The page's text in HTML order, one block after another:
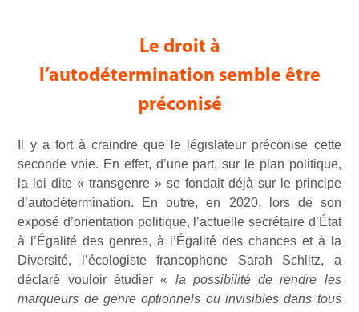
Le droit à
l’autodétermination semble être
préconisé
Il y a fort à craindre que le législateur préconise cette
seconde voie. En effet, d’une part, sur le plan politique,
la loi dite « transgenre » se fondait déjà sur le principe
d’autodétermination. En outre, en 2020, lors de son
exposé d’orientation politique, l’actuelle secrétaire d’État
à l’Égalité des genres, à l’Égalité des chances et à la
Diversité, l’écologiste francophone Sarah Schlitz, a
déclaré vouloir étudier « la possibilité de rendre les
marqueurs de genre optionnels ou invisibles dans tous